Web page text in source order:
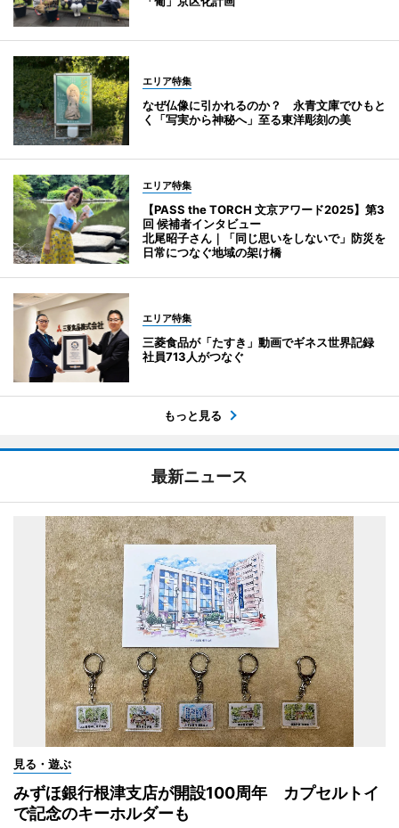
エリア特集
なぜ仏像に引かれるのか？ 永青文庫でひもと
く「写実から神秘へ」至る東洋彫刻の美
エリア特集
【PASS the TORCH 文京アワード2025】第3
回 候補者インタビュー
北尾昭子さん｜「同じ思いをしないで」防災を
日常につなぐ地域の架け橋
エリア特集
三菱食品が「たすき」動画でギネス世界記録
社員713人がつなぐ
もっと見る
最新ニュース
見る・遊ぶ
みずほ銀行根津支店が開設100周年 カプセルトイ
で記念のキーホルダーも